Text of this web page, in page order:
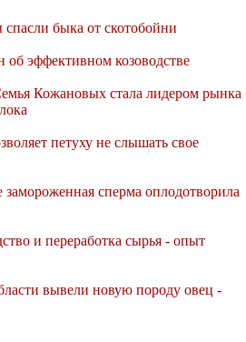
спасли быка от скотобойни
об эффективном козоводстве
Кожановых стала лидером рынка
петуху не слышать свое
замороженная сперма оплодотворила
и переработка сырья - опыт
вывели новую породу овец -